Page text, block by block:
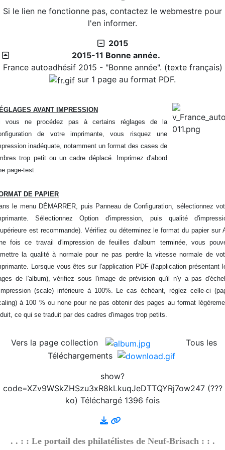
2026/07/27 :Timbres 2026 - Cascades et rivières de
la Martinique
Téléchargement
2026/08/01 : Album - Thématique|3D - La philatélie
en 3D - Um Al Qiwain - 1972-9-3
2026/08/01 :Album - Thématique|3D - La philatélie
2026/08/01 :Album - Thématique|3D - La philatélie
en 3D - Um Al Qiwain - 1972-9-1
2026/08/01 :Album - Thématique|3D - La philatélie
en 3D - Um Al Qiwain - 1972-8-2
2026/08/01 :Album - Thématique|3D - La philatélie
en 3D - Um Al Qiwain - 1972-7-2
2026/08/01 :Album - Thématique|3D - La philatélie
en 3D - Um Al Qiwain - 1972-7-1
2026/08/01 :Album - Thématique|3D - La philatélie
en 3D - Um Al Qiwain - 1972-6
2026/08/01 :Album - Thématique|3D - La philatélie
en 3D - Um Al Qiwain - 1972-5
2026/08/01 :Album - Thématique|3D - La philatélie
en 3D - Um Al Qiwain - 1972-4
2026/08/01 :Album - Thématique|3D - La philatélie
en 3D - Um Al Qiwain - 1972-3-2
en 3D - Um Al Qiwain - 1972-3-1
2026/08/01 : Album - Thématique|3D - La philatélie
en 3D - Um Al Qiwain - 1972-2-1
Album - Thématique|3D - La philatélie
en 3D - Um Al Qiwain - 1972-1-1
Album - Thématique|3D - La philatélie
Album - Thématique|3D - La philatélie
en 3D - Corée du Nord - 1976-3
2026/08/01 :
Album - Thématique|3D - La philatélie
Si le lien ne fonctionne pas, contactez le webmestre pour
l'en informer.
2015
2015-11 Bonne année.
France autoadhésif 2015 - "Bonne année". (texte français)
sur 1 page au format PDF.
AVANT IMPRESSION
vous ne procédez pas à certains réglages de la
de votre imprimante, vous risquez une
inadéquate, notamment un format des cases de
trop petit ou un cadre déplacé. Imprimez d'abord
page-test.
DE PAPIER
le menu DÉMARRER, puis Panneau de Configuration, sélectionnez
Sélectionnez Option d'impression, puis qualité
est recommande). Vérifiez ou déterminez le format du papier sur
fois ce travail d'impression de feuilles d'album terminée, vous
la qualité à normale pour ne pas perdre la vitesse normale de
Lorsque vous êtes sur l'application PDF (l'application présentant
de l'album), vérifiez sous l'image de prévision qu'il n'y a pas
(scale) inférieure à 100%. Le cas échéant, réglez celle-ci
à 100 % ou none pour ne pas obtenir des pages au format
ce qui se traduit par des cadres d'images trop petits.
Vers la page collection
Tous les
Téléchargements
show?
code=XZv9WSkZHSzu3xR8kLkuqJeDTTQYRj7ow247 (???
ko) Téléchargé 1396 fois
. . : : Le portail des philatélistes de Neuf-Brisach : : .